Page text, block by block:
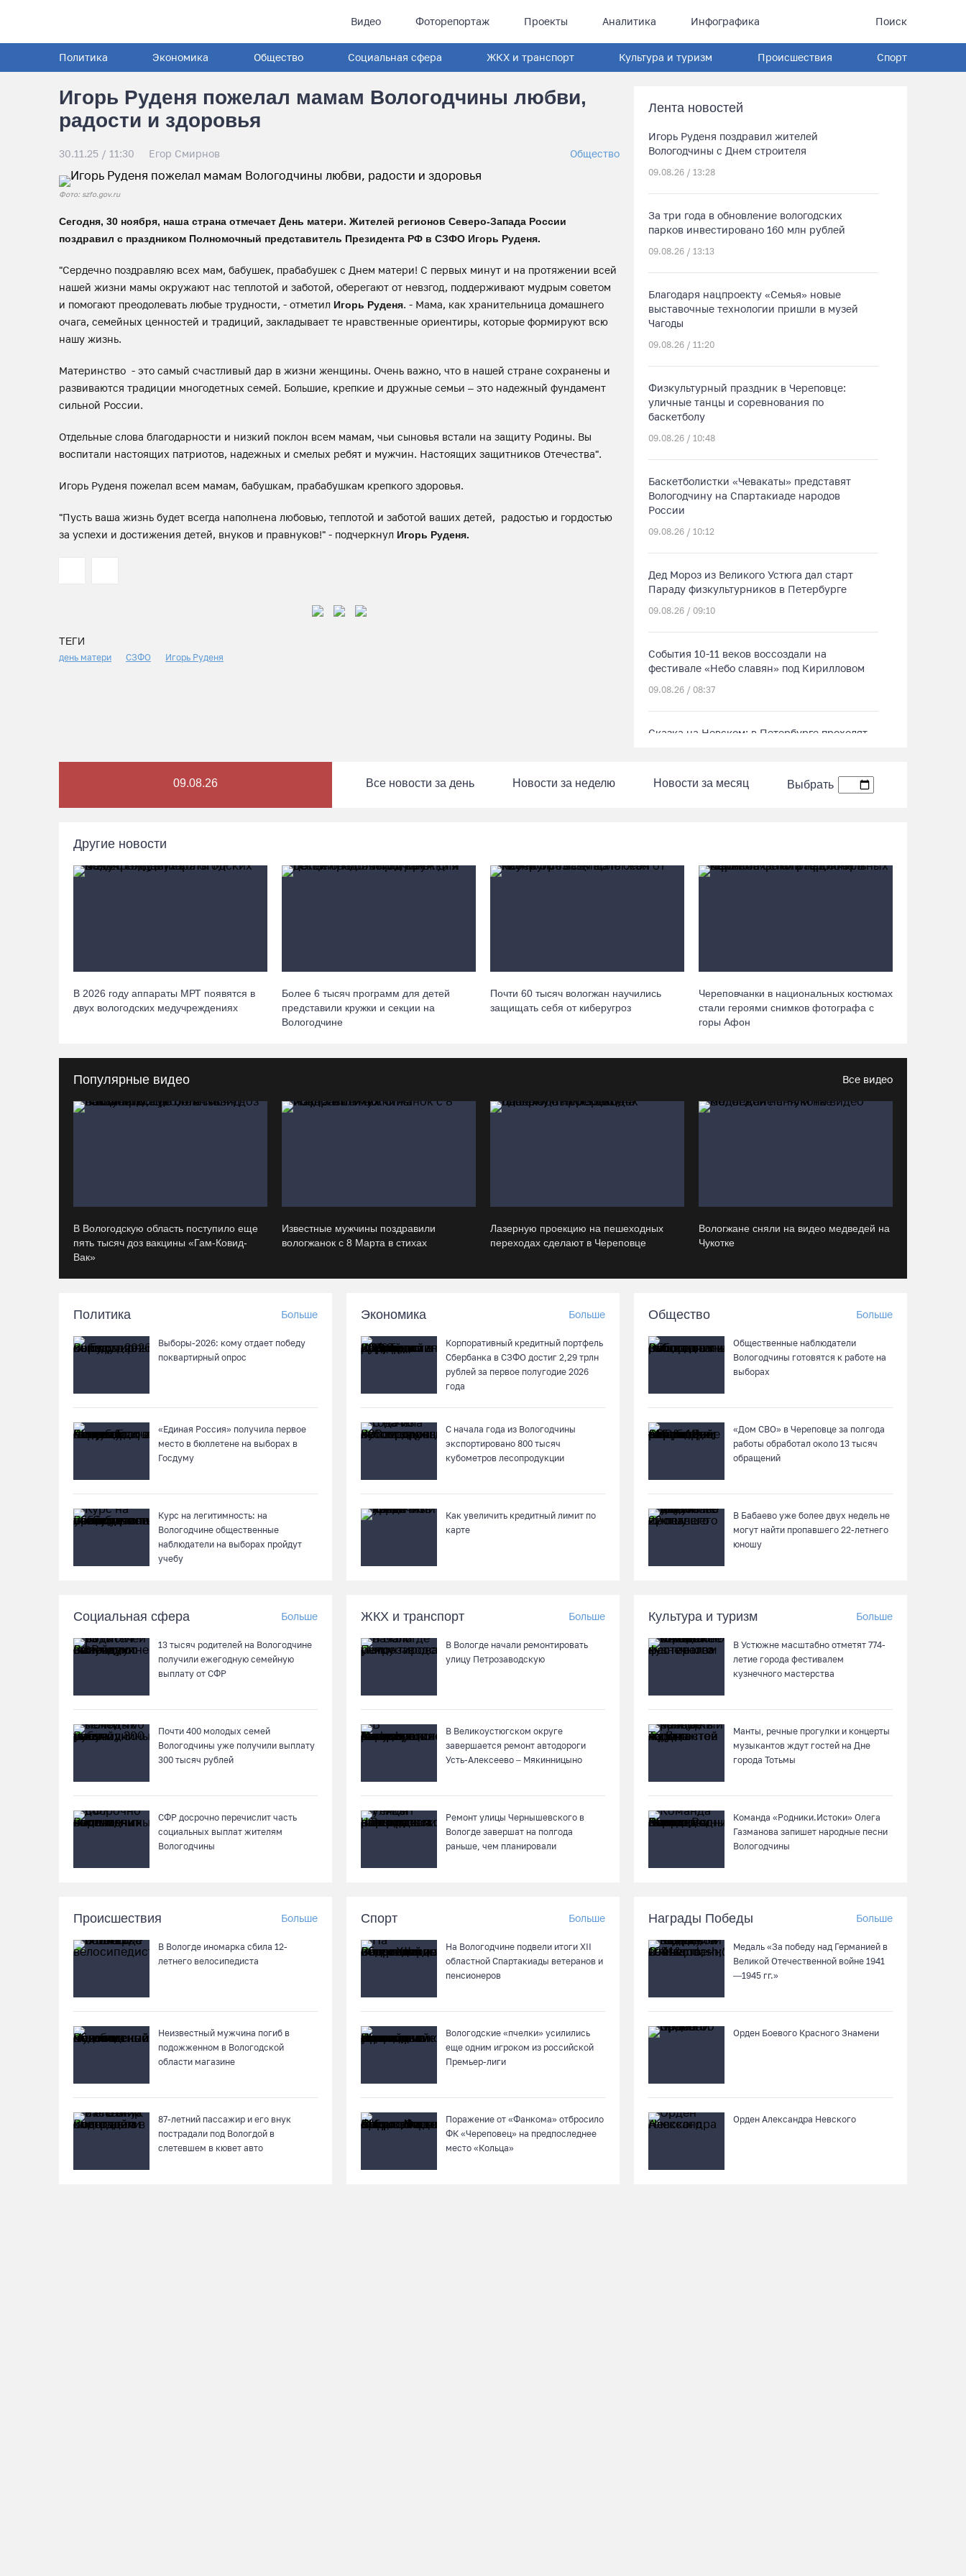
Видео Фоторепортаж Проекты Аналитика Инфографика Поиск
Политика Экономика Общество Социальная сфера ЖКХ и транспорт Культура и туризм Происшествия Спорт
Игорь Руденя пожелал мамам Вологодчины любви,
радости и здоровья
30.11.25 / 11:30 Егор Смирнов Общество
Фото: szfo.gov.ru
Сегодня, 30 ноября, наша страна отмечает День матери. Жителей регионов Северо-Запада России
поздравил с праздником Полномочный представитель Президента РФ в СЗФО Игорь Руденя.
"Сердечно поздравляю всех мам, бабушек, прабабушек с Днем матери! С первых минут и на протяжении всей
нашей жизни мамы окружают нас теплотой и заботой, оберегают от невзгод, поддерживают мудрым советом
и помогают преодолевать любые трудности, - отметил Игорь Руденя. - Мама, как хранительница домашнего
очага, семейных ценностей и традиций, закладывает те нравственные ориентиры, которые формируют всю
нашу жизнь.
Материнство - это самый счастливый дар в жизни женщины. Очень важно, что в нашей стране сохранены и
развиваются традиции многодетных семей. Большие, крепкие и дружные семьи – это надежный фундамент
сильной России.
​Отдельные слова благодарности и низкий поклон всем мамам, чьи сыновья встали на защиту Родины. Вы
воспитали настоящих патриотов, надежных и смелых ребят и мужчин. Настоящих защитников Отечества".
Игорь Руденя пожелал всем мамам, бабушкам, прабабушкам крепкого здоровья.
"Пусть ваша жизнь будет всегда наполнена любовью, теплотой и заботой ваших детей, радостью и гордостью
за успехи и достижения детей, внуков и правнуков!" - подчеркнул Игорь Руденя.
ТЕГИ
день матери СЗФО Игорь Руденя
Лента новостей
Игорь Руденя поздравил жителей
Вологодчины с Днем строителя
09.08.26 / 13:28
За три года в обновление вологодских
парков инвестировано 160 млн рублей
09.08.26 / 13:13
Благодаря нацпроекту «Семья» новые
выставочные технологии пришли в музей
Чагоды
09.08.26 / 11:20
Физкультурный праздник в Череповце:
уличные танцы и соревнования по
баскетболу
09.08.26 / 10:48
Баскетболистки «Чевакаты» представят
Вологодчину на Спартакиаде народов
России
09.08.26 / 10:12
Дед Мороз из Великого Устюга дал старт
Параду физкультурников в Петербурге
09.08.26 / 09:10
События 10-11 веков воссоздали на
фестивале «Небо славян» под Кирилловом
09.08.26 / 08:37
Сказка на Невском: в Петербурге проходят
Четыре человека потерялись в пятницу в
08.08.26 / 16:11
Руины храма под Череповцом засыпали
08.08.26 / 13:37
08.08.26 / 12:43
В Кириллове исполнят любимые песни
легендарного летчика Евгения
Преображенского
Жители Устюжны изготовят «Птиц одного
08.08.26 / 11:12
В честь освящения нового храма на
Вологодчине выступит хор грузинского
монастыря
трейл для любителей бега
Две телеги «органики» станут главным
призом лотереи фестиваля «Батранский
лен»
баскетбола и брейкинга
07.08.26 / 18:12
Заявка на создание университетского
кампуса в Череповце направлена в
07.08.26 / 17:25
Девушка пострадала в ДТП под Кирилловом
07.08.26 / 16:46
09.08.26 Все новости за день Новости за неделю Новости за месяц Выбрать
Другие новости
В 2026 году аппараты МРТ появятся в
двух вологодских медучреждениях
Более 6 тысяч программ для детей
представили кружки и секции на
Вологодчине
Почти 60 тысяч вологжан научились
защищать себя от киберугроз
Череповчанки в национальных костюмах
стали героями снимков фотографа с
горы Афон
Популярные видео Все видео
В Вологодскую область поступило еще
пять тысяч доз вакцины «Гам-Ковид-
Вак»
Известные мужчины поздравили
вологжанок с 8 Марта в стихах
Лазерную проекцию на пешеходных
переходах сделают в Череповце
Вологжане сняли на видео медведей на
Чукотке
Политика Больше
Выборы-2026: кому отдает победу
поквартирный опрос
«Единая Россия» получила первое
место в бюллетене на выборах в
Госдуму
Курс на легитимность: на
Вологодчине общественные
наблюдатели на выборах пройдут
учебу
Экономика Больше
Корпоративный кредитный портфель
Сбербанка в СЗФО достиг 2,29 трлн
рублей за первое полугодие 2026
года
С начала года из Вологодчины
экспортировано 800 тысяч
кубометров лесопродукции
Как увеличить кредитный лимит по
карте
Общество Больше
Общественные наблюдатели
Вологодчины готовятся к работе на
выборах
«Дом СВО» в Череповце за полгода
работы обработал около 13 тысяч
обращений
В Бабаево уже более двух недель не
могут найти пропавшего 22-летнего
юношу
Социальная сфера Больше
13 тысяч родителей на Вологодчине
получили ежегодную семейную
выплату от СФР
Почти 400 молодых семей
Вологодчины уже получили выплату
300 тысяч рублей
СФР досрочно перечислит часть
социальных выплат жителям
Вологодчины
ЖКХ и транспорт Больше
В Вологде начали ремонтировать
улицу Петрозаводскую
В Великоустюгском округе
завершается ремонт автодороги
Усть-Алексеево – Мякинницыно
Ремонт улицы Чернышевского в
Вологде завершат на полгода
раньше, чем планировали
Культура и туризм Больше
В Устюжне масштабно отметят 774-
летие города фестивалем
кузнечного мастерства
Манты, речные прогулки и концерты
музыкантов ждут гостей на Дне
города Тотьмы
Команда «Родники.Истоки» Олега
Газманова запишет народные песни
Вологодчины
Происшествия Больше
В Вологде иномарка сбила 12-
летнего велосипедиста
Неизвестный мужчина погиб в
подожженном в Вологодской
области магазине
87-летний пассажир и его внук
пострадали под Вологдой в
слетевшем в кювет авто
Спорт Больше
На Вологодчине подвели итоги XII
областной Спартакиады ветеранов и
пенсионеров
Вологодские «пчелки» усилились
еще одним игроком из российской
Премьер-лиги
Поражение от «Фанкома» отбросило
ФК «Череповец» на предпоследнее
место «Кольца»
Награды Победы Больше
Медаль «За победу над Германией в
Великой Отечественной войне 1941
—1945 гг.»
Орден Боевого Красного Знамени
Орден Александра Невского